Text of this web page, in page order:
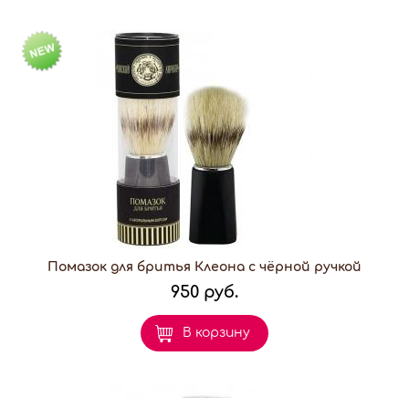
Помазок для бритья Клеона с чёрной ручкой
950 руб.
В корзину